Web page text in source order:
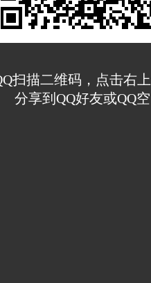
扫描二维码，点击右上
分享到QQ好友或QQ